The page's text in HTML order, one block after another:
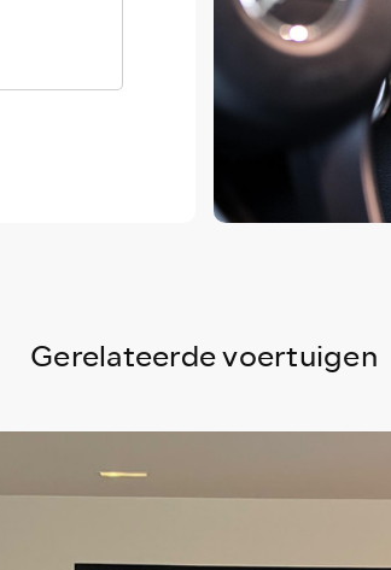
Gerelateerde voertuigen